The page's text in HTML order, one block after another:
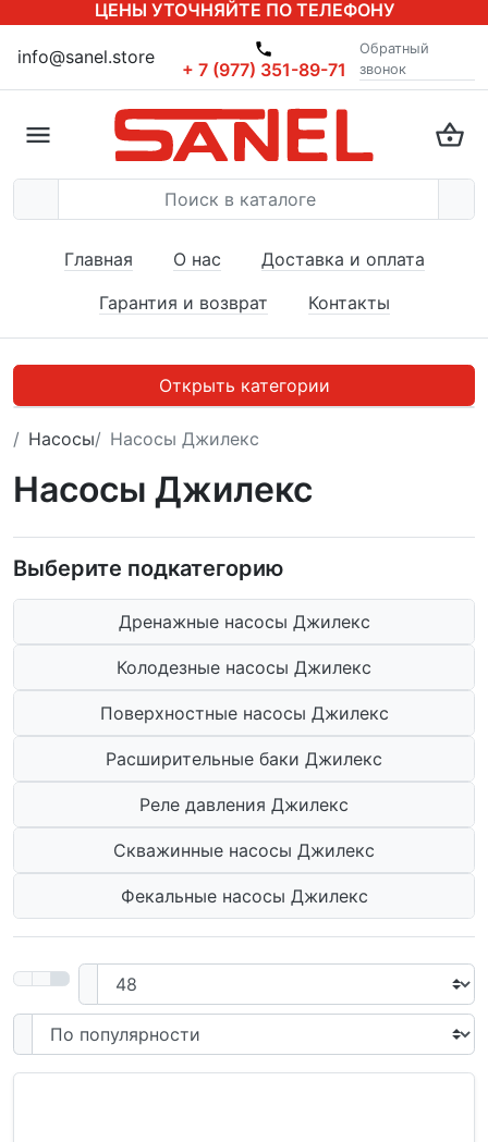
ЦЕНЫ УТОЧНЯЙТЕ ПО ТЕЛЕФОНУ
info@sanel.store
+ 7 (977) 351-89-71
Обратный
звонок
Главная О нас
Доставка и оплата
Гарантия и возврат
Контакты
Открыть категории
Насосы Насосы Джилекс
Насосы Джилекс
Выберите подкатегорию
Дренажные насосы Джилекс
Колодезные насосы Джилекс
Поверхностные насосы Джилекс
Расширительные баки Джилекс
Реле давления Джилекс
Скважинные насосы Джилекс
Фекальные насосы Джилекс